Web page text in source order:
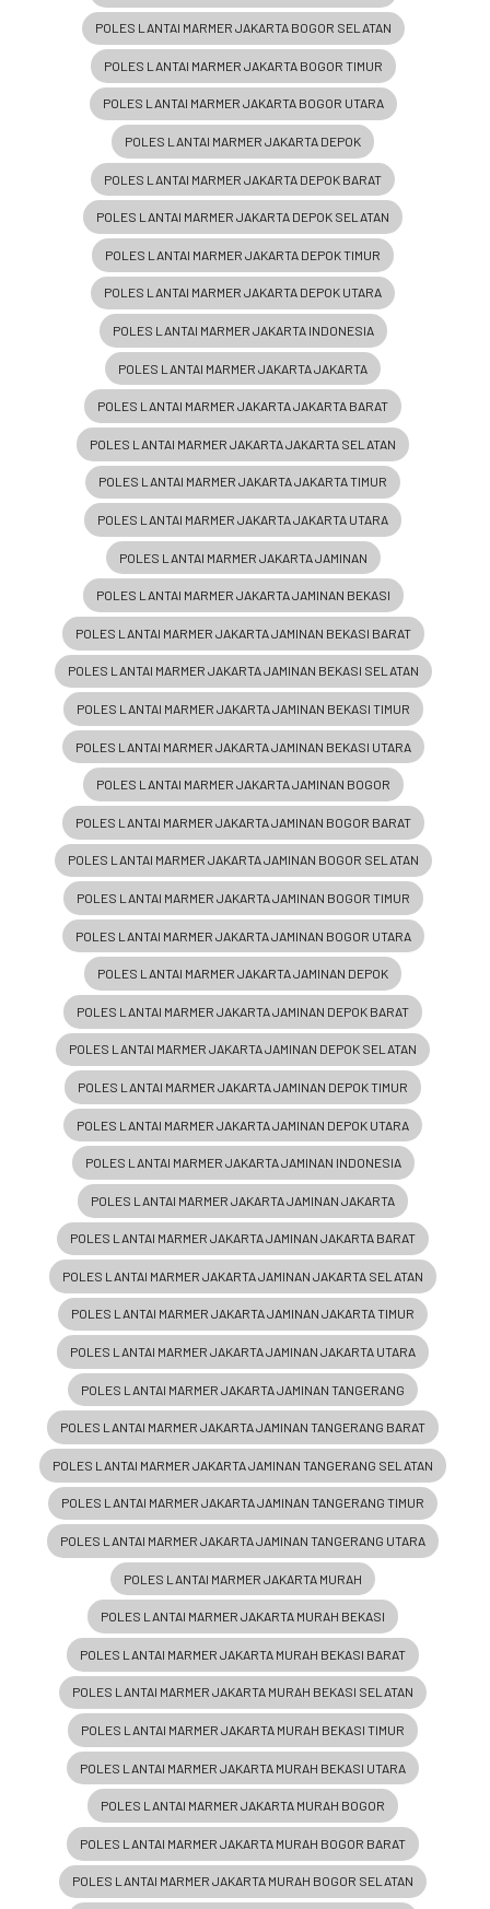
POLES LANTAI MARMER JAKARTA BOGOR SELATAN
POLES LANTAI MARMER JAKARTA BOGOR TIMUR
POLES LANTAI MARMER JAKARTA BOGOR UTARA
POLES LANTAI MARMER JAKARTA DEPOK
POLES LANTAI MARMER JAKARTA DEPOK BARAT
POLES LANTAI MARMER JAKARTA DEPOK SELATAN
POLES LANTAI MARMER JAKARTA DEPOK TIMUR
POLES LANTAI MARMER JAKARTA DEPOK UTARA
POLES LANTAI MARMER JAKARTA INDONESIA
POLES LANTAI MARMER JAKARTA JAKARTA
POLES LANTAI MARMER JAKARTA JAKARTA BARAT
POLES LANTAI MARMER JAKARTA JAKARTA SELATAN
POLES LANTAI MARMER JAKARTA JAKARTA TIMUR
POLES LANTAI MARMER JAKARTA JAKARTA UTARA
POLES LANTAI MARMER JAKARTA JAMINAN
POLES LANTAI MARMER JAKARTA JAMINAN BEKASI
POLES LANTAI MARMER JAKARTA JAMINAN BEKASI BARAT
POLES LANTAI MARMER JAKARTA JAMINAN BEKASI SELATAN
POLES LANTAI MARMER JAKARTA JAMINAN BEKASI TIMUR
POLES LANTAI MARMER JAKARTA JAMINAN BEKASI UTARA
POLES LANTAI MARMER JAKARTA JAMINAN BOGOR
POLES LANTAI MARMER JAKARTA JAMINAN BOGOR BARAT
POLES LANTAI MARMER JAKARTA JAMINAN BOGOR SELATAN
POLES LANTAI MARMER JAKARTA JAMINAN BOGOR TIMUR
POLES LANTAI MARMER JAKARTA JAMINAN BOGOR UTARA
POLES LANTAI MARMER JAKARTA JAMINAN DEPOK
POLES LANTAI MARMER JAKARTA JAMINAN DEPOK BARAT
POLES LANTAI MARMER JAKARTA JAMINAN DEPOK SELATAN
POLES LANTAI MARMER JAKARTA JAMINAN DEPOK TIMUR
POLES LANTAI MARMER JAKARTA JAMINAN DEPOK UTARA
POLES LANTAI MARMER JAKARTA JAMINAN INDONESIA
POLES LANTAI MARMER JAKARTA JAMINAN JAKARTA
POLES LANTAI MARMER JAKARTA JAMINAN JAKARTA BARAT
POLES LANTAI MARMER JAKARTA JAMINAN JAKARTA SELATAN
POLES LANTAI MARMER JAKARTA JAMINAN JAKARTA TIMUR
POLES LANTAI MARMER JAKARTA JAMINAN JAKARTA UTARA
POLES LANTAI MARMER JAKARTA JAMINAN TANGERANG
POLES LANTAI MARMER JAKARTA JAMINAN TANGERANG BARAT
POLES LANTAI MARMER JAKARTA JAMINAN TANGERANG SELATAN
POLES LANTAI MARMER JAKARTA JAMINAN TANGERANG TIMUR
POLES LANTAI MARMER JAKARTA JAMINAN TANGERANG UTARA
POLES LANTAI MARMER JAKARTA MURAH
POLES LANTAI MARMER JAKARTA MURAH BEKASI
POLES LANTAI MARMER JAKARTA MURAH BEKASI BARAT
POLES LANTAI MARMER JAKARTA MURAH BEKASI SELATAN
POLES LANTAI MARMER JAKARTA MURAH BEKASI TIMUR
POLES LANTAI MARMER JAKARTA MURAH BEKASI UTARA
POLES LANTAI MARMER JAKARTA MURAH BOGOR
POLES LANTAI MARMER JAKARTA MURAH BOGOR BARAT
POLES LANTAI MARMER JAKARTA MURAH BOGOR SELATAN